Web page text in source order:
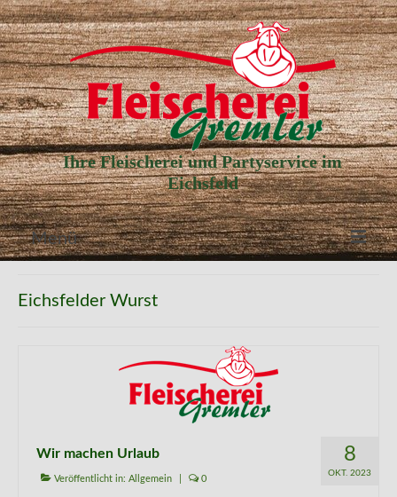
Ihre Fleischerei und Partyservice im
Eichsfeld
Menü
Unsere Geschichte
Eichsfelder Wurst
8
OKT. 2023
Wir machen Urlaub
Veröffentlicht in: Allgemein 0